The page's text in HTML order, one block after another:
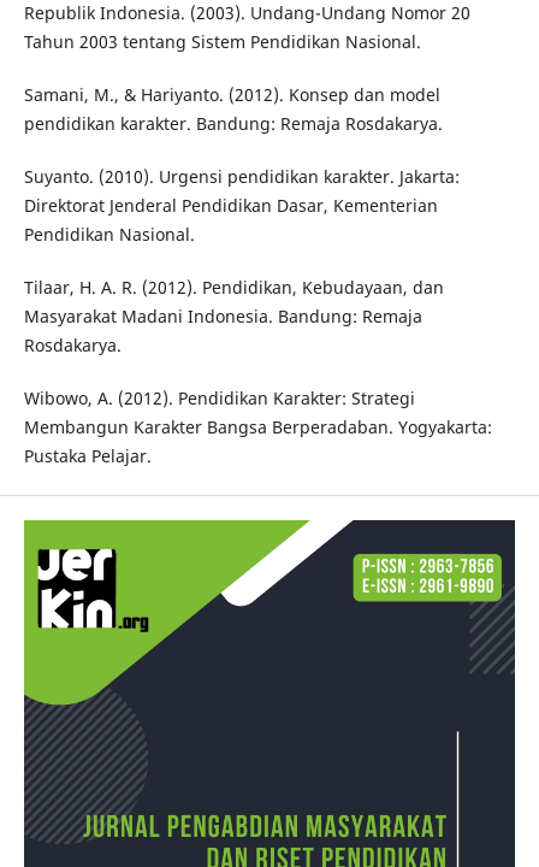
Republik Indonesia. (2003). Undang-Undang Nomor 20
Tahun 2003 tentang Sistem Pendidikan Nasional.
Samani, M., & Hariyanto. (2012). Konsep dan model
pendidikan karakter. Bandung: Remaja Rosdakarya.
Suyanto. (2010). Urgensi pendidikan karakter. Jakarta:
Direktorat Jenderal Pendidikan Dasar, Kementerian
Pendidikan Nasional.
Tilaar, H. A. R. (2012). Pendidikan, Kebudayaan, dan
Masyarakat Madani Indonesia. Bandung: Remaja
Rosdakarya.
Wibowo, A. (2012). Pendidikan Karakter: Strategi
Membangun Karakter Bangsa Berperadaban. Yogyakarta:
Pustaka Pelajar.